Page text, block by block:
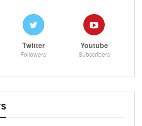
Twitter
Followers
Youtube
Subscribers